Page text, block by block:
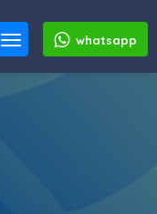
whatsapp